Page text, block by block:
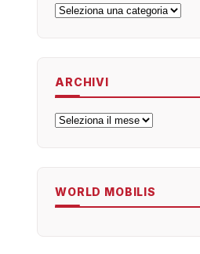
Categorie
ARCHIVI
Archivi
WORLD MOBILIS